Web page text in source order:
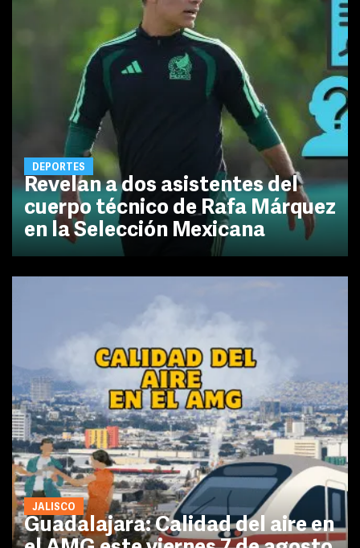
DEPORTES
Revelan a dos asistentes del
cuerpo técnico de Rafa Márquez
en la Selección Mexicana
JALISCO
Guadalajara: Calidad del aire en